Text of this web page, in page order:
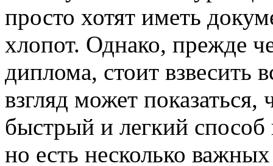
просто хотят иметь
хлопот. Однако, прежде
диплома, стоит взвесить
взгляд может показаться,
быстрый и легкий
но есть несколько